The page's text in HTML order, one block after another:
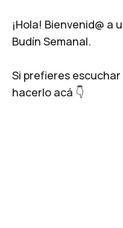
¡Hola!​ Bienvenid@ a
Budín Semanal.
Si prefieres
hacerlo acá 👇